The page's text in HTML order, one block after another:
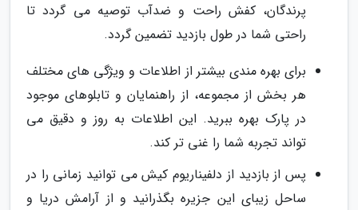
پرندگان، کفش راحت و ضدآب توصیه می گردد تا
راحتی شما در طول بازدید تضمین گردد.
برای بهره مندی بیشتر از اطلاعات و ویژگی های مختلف
هر بخش از مجموعه، از راهنمایان و تابلوهای موجود
در پارک بهره ببرید. این اطلاعات به روز و دقیق می
تواند تجربه شما را غنی تر کند.
پس از بازدید از دلفیناریوم کیش می توانید زمانی را در
ساحل زیبای این جزیره بگذرانید و از آرامش دریا و